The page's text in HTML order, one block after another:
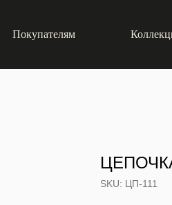
Покупателям
SKU: ЦП-111